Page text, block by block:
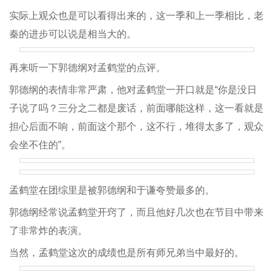
实际上观众也是可以看得出来的，这一季和上一季相比，老
秦的进步可以说是相当大的。
再来听一下郭德纲对孟鹤堂的点评。
郭德纲的表情非常严肃，他对孟鹤堂一开口就是“你是没日
子说了吗？三分之二都是废话，前面哪能这样，这一看就是
担心后面不响，前面这个那个，这不行，堆得太多了，观众
会坐不住的”。
孟鹤堂在团综里是被郭德纲和于谦夸赞最多的。
郭德纲经常说孟鹤堂开窍了，而且他好几次也在节目中带来
了非常炸的表演。
当然，孟鹤堂这次的成绩也是所有师兄弟当中最好的。